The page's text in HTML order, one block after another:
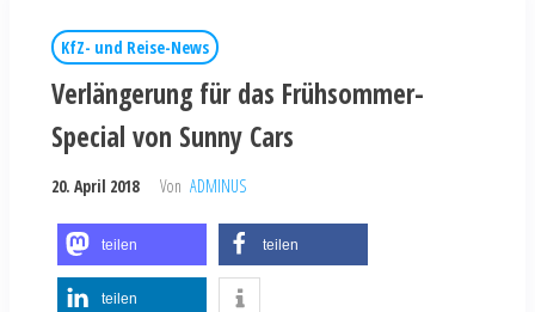
KfZ- und Reise-News
Verlängerung für das Frühsommer-
Special von Sunny Cars
20. April 2018 Von ADMINUS
teilen teilen
teilen